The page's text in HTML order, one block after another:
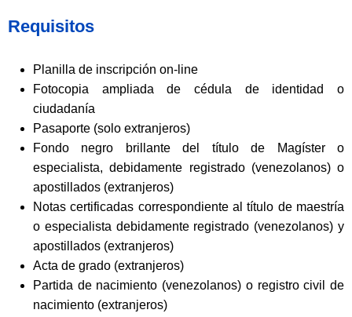
Requisitos
Planilla de inscripción on-line
Fotocopia ampliada de cédula de identidad o
ciudadanía
Pasaporte (solo extranjeros)
Fondo negro brillante del título de Magíster o
especialista, debidamente registrado (venezolanos) o
apostillados (extranjeros)
Notas certificadas correspondiente al título de maestría
o especialista debidamente registrado (venezolanos) y
apostillados (extranjeros)
Acta de grado (extranjeros)
Partida de nacimiento (venezolanos) o registro civil de
nacimiento (extranjeros)